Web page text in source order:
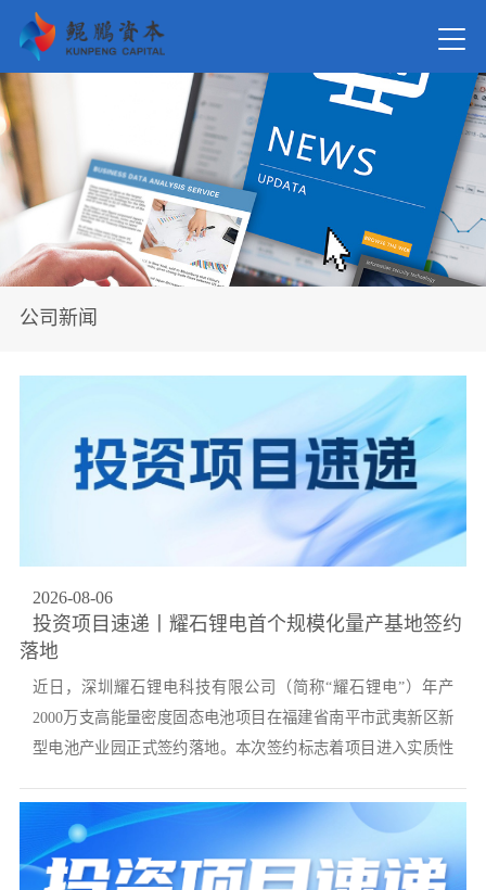
关于我
新闻资
投资案
党的建
公司新闻
2026-08-06
投资项目速递丨耀石锂电首个规模化量产基地签约
落地
近日，深圳耀石锂电科技有限公司（简称“耀石锂电”）年产
2000万支高能量密度固态电池项目在福建省南平市武夷新区新
型电池产业园正式签约落地。本次签约标志着项目进入实质性
锂电首个规模化量产基地，项目计划首期投资约3亿元，达产后